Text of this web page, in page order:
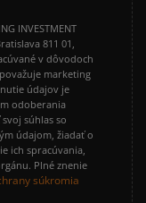
INVESTMENT
811 01,
v dôvodoch
marketing
údajov je
odoberania
súhlas so
údajom, žiadať o
ich spracúvania,
Plné znenie
súkromia